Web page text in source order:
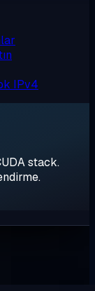
IPv4
stack.